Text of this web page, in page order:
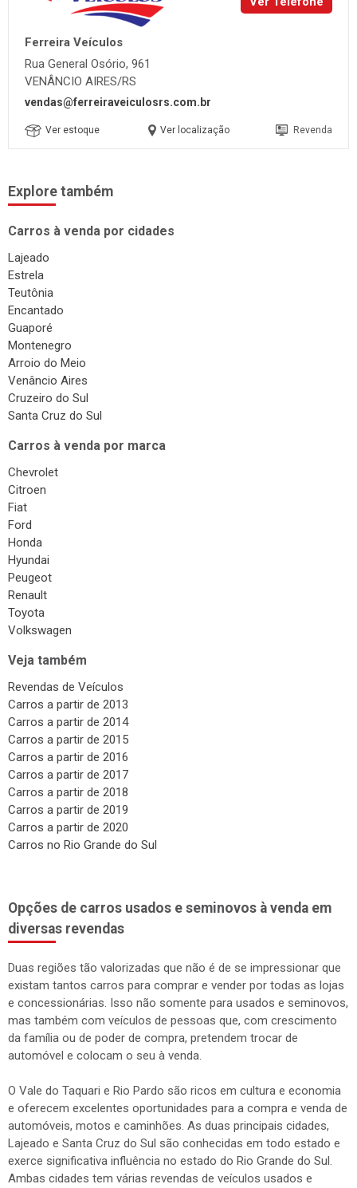
Ferreira Veículos
Rua General Osório, 961
VENÂNCIO AIRES/RS
vendas@ferreiraveiculosrs.com.br
Ver estoque Ver localização Revenda
Explore também
Carros à venda por cidades
Lajeado
Estrela
Teutônia
Encantado
Guaporé
Montenegro
Arroio do Meio
Venâncio Aires
Cruzeiro do Sul
Santa Cruz do Sul
Carros à venda por marca
Chevrolet
Citroen
Fiat
Ford
Honda
Hyundai
Peugeot
Renault
Toyota
Volkswagen
Veja também
Revendas de Veículos
Carros a partir de 2013
Carros a partir de 2014
Carros a partir de 2015
Carros a partir de 2016
Carros a partir de 2017
Carros a partir de 2018
Carros a partir de 2019
Carros a partir de 2020
Carros no Rio Grande do Sul
Opções de carros usados e seminovos à venda em
diversas revendas
Duas regiões tão valorizadas que não é de se impressionar que
existam tantos carros para comprar e vender por todas as lojas
e concessionárias. Isso não somente para usados e seminovos,
mas também com veículos de pessoas que, com crescimento
da família ou de poder de compra, pretendem trocar de
automóvel e colocam o seu à venda.
O Vale do Taquari e Rio Pardo são ricos em cultura e economia
e oferecem excelentes oportunidades para a compra e venda de
automóveis, motos e caminhões. As duas principais cidades,
Lajeado e Santa Cruz do Sul são conhecidas em todo estado e
exerce significativa influência no estado do Rio Grande do Sul.
Ambas cidades tem várias revendas de veículos usados e